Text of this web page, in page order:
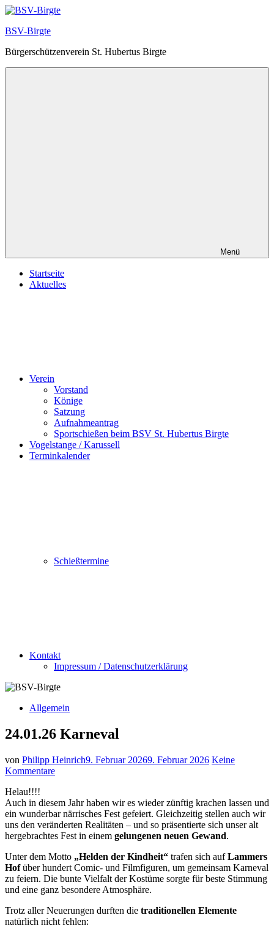
Zum
springen
BSV-Birgte
Bürgerschützenverein St. Hubertus Birgte
Menü
Startseite
Aktuelles
Verein
Vorstand
Könige
Satzung
Aufnahmeantrag
Sportschießen beim BSV St. Hubertus Birgte
Vogelstange / Karussell
Terminkalender
Schießtermine
Kontakt
Impressum / Datenschutzerklärung
Allgemein
24.01.26 Karneval
von Philipp Heinrich9. Februar 20269. Februar 2026 Keine
Kommentare
Helau!!!!
Auch in diesem Jahr haben wir es wieder zünftig krachen lassen und
ein wunderbar närrisches Fest gefeiert. Gleichzeitig stellen auch wir
uns den veränderten Realitäten – und so präsentierte sich unser alt
hergebrachtes Fest in einem gelungenen neuen Gewand.
Unter dem Motto „Helden der Kindheit“ trafen sich aufLammers
Hofüber hundert Comic- und Filmfiguren, um gemeinsam Karneval
zu feiern. Die bunte Vielfalt der Kostüme sorgte für beste Stimmung
und eine ganz besondere Atmosphäre.
Trotz aller Neuerungen durften die traditionellen Elemente
natürlich nicht fehlen: